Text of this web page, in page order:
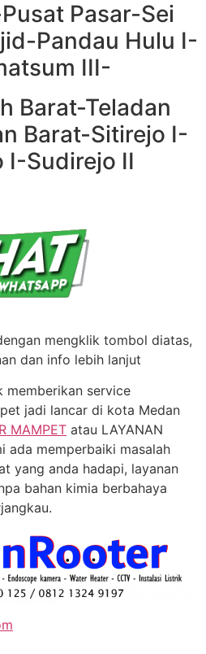
Pasar-Sei
Pandau Hulu I-
III-
Barat-Teladan
Barat-Sitirejo I-
I-Sudirejo II
mengklik tombol diatas,
dan info lebih lanjut
memberikan service
jadi lancar di kota Medan
MAMPET atau LAYANAN
ada memperbaiki masalah
yang anda hadapi, layanan
bahan kimia berbahaya